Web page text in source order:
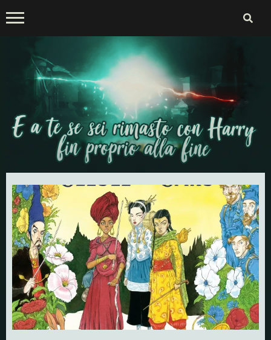
to
E a te se sei rimasto con
Harry fin proprio alla fine